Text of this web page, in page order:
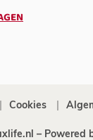
Cookies
– Powered